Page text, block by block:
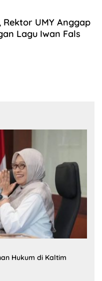
UMY Anggap
Lagu Iwan Fals
Hukum di Kaltim